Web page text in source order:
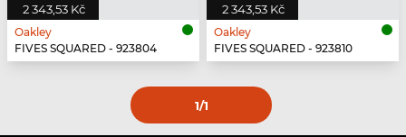
2 343,53 Kč
Oakley
FIVES SQUARED - 923804
2 343,53 Kč
Oakley
FIVES SQUARED - 923810
1/1